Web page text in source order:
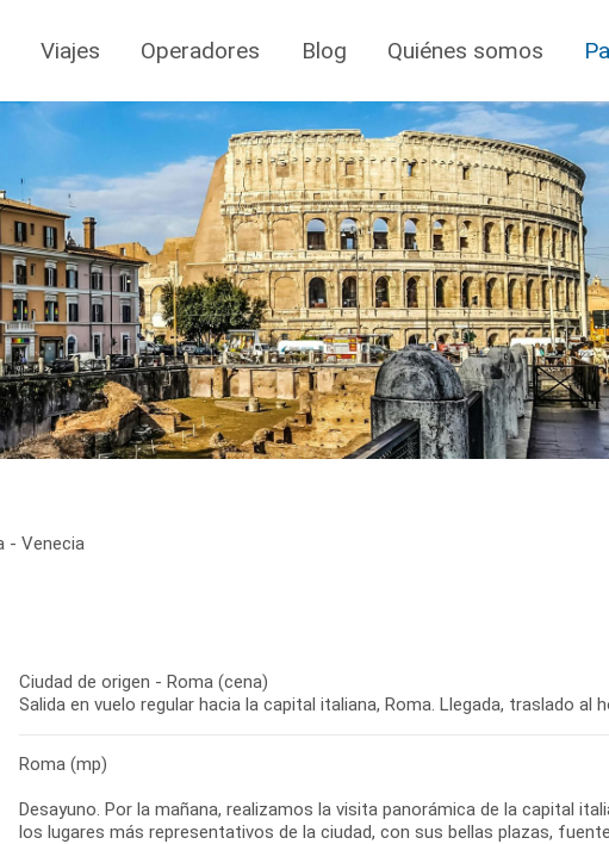
Viajes Operadores Blog Quiénes somos
- Venecia
Ciudad de origen - Roma (cena)
Salida en vuelo regular hacia la capital italiana, Roma. Llegada, traslado al
Roma (mp)
Desayuno. Por la mañana, realizamos la visita panorámica de la capital
los lugares más representativos de la ciudad, con sus bellas plazas,